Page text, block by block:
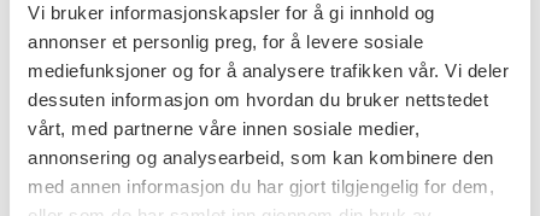
Vi bruker informasjonskapsler for å gi innhold og
annonser et personlig preg, for å levere sosiale
mediefunksjoner og for å analysere trafikken vår. Vi deler
dessuten informasjon om hvordan du bruker nettstedet
vårt, med partnerne våre innen sosiale medier,
annonsering og analysearbeid, som kan kombinere den
med annen informasjon du har gjort tilgjengelig for dem,
Hugging, Skulptur, Sliping,
Stein/Gipsarbeid
Teknikk og
materiale
Statuario marmor hugget og pusset
med finkornet smergelsteiner